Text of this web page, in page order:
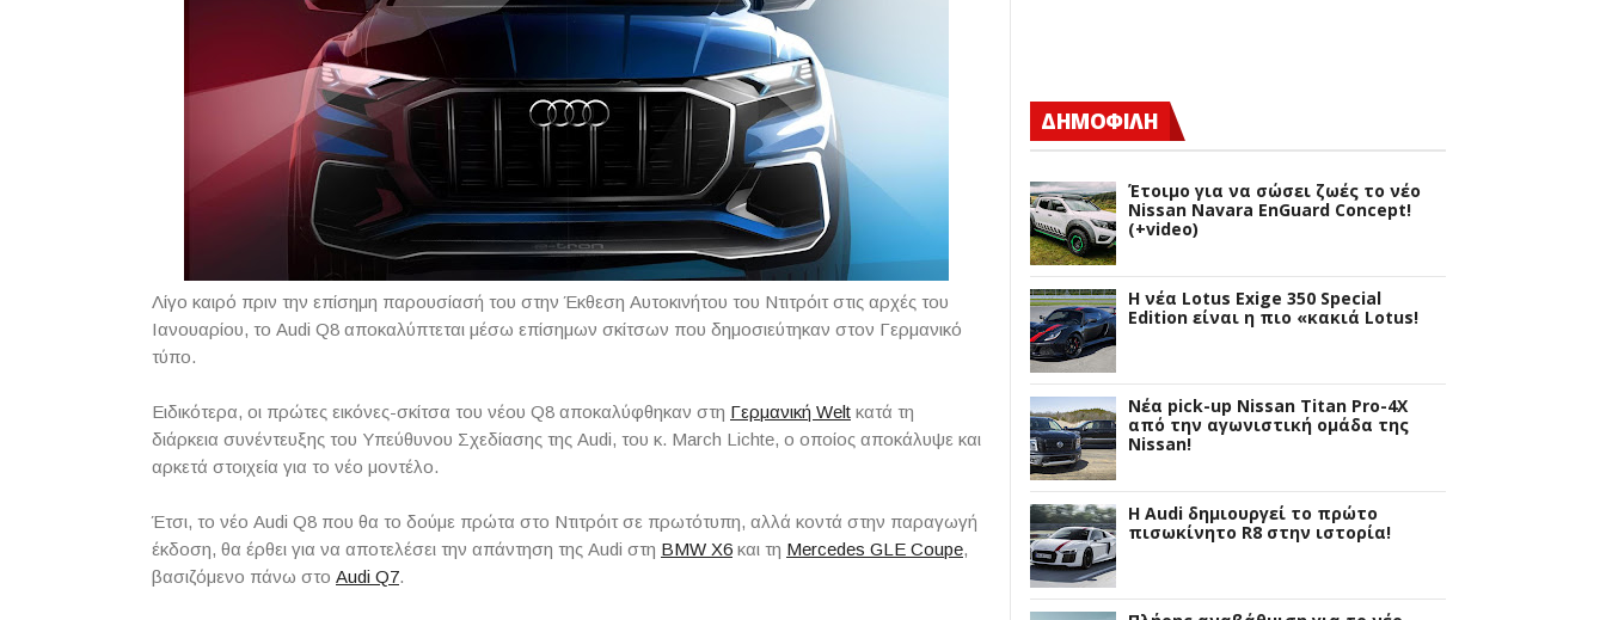
Λίγο καιρό πριν την επίσημη παρουσίασή του στην Έκθεση Αυτοκινήτου του Ντιτρόιτ στις αρχές του
Ιανουαρίου, το Audi Q8 αποκαλύπτεται μέσω επίσημων σκίτσων που δημοσιεύτηκαν στον Γερμανικό
τύπο.
Ειδικότερα, οι πρώτες εικόνες-σκίτσα του νέου Q8 αποκαλύφθηκαν στη Γερμανική Welt κατά τη
διάρκεια συνέντευξης του Υπεύθυνου Σχεδίασης της Audi, του κ. March Lichte, ο οποίος αποκάλυψε και
αρκετά στοιχεία για το νέο μοντέλο.
Έτσι, το νέο Audi Q8 που θα το δούμε πρώτα στο Ντιτρόιτ σε πρωτότυπη, αλλά κοντά στην παραγωγή
έκδοση, θα έρθει για να αποτελέσει την απάντηση της Audi στη BMW X6 και τη Mercedes GLE Coupe,
βασιζόμενο πάνω στο Audi Q7.
ΔΗΜΟΦΙΛΗ
Έτοιμο για να σώσει ζωές το νέο
Nissan Navara EnGuard Concept!
(+video)
H νέα Lotus Exige 350 Special
Edition είναι η πιο «κακιά Lotus!
Νέα pick-up Nissan Titan Pro-4X
από την αγωνιστική ομάδα της
Nissan!
Η Audi δημιουργεί το πρώτο
πισωκίνητο R8 στην ιστορία!